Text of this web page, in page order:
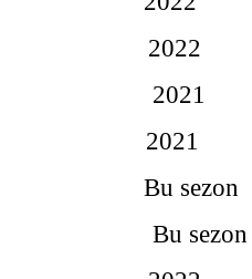
2022
2021
2021
sezon
Bu sezon